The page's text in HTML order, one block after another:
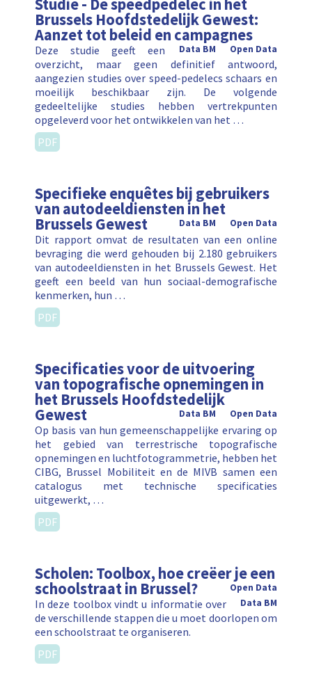
Studie - De speedpedelec in het
Brussels Hoofdstedelijk Gewest:
Aanzet tot beleid en campagnes
Open Data
Data BM
Deze studie geeft een
overzicht, maar geen definitief antwoord,
aangezien studies over speed-pedelecs schaars en
moeilijk beschikbaar zijn. De volgende
gedeeltelijke studies hebben vertrekpunten
opgeleverd voor het ontwikkelen van het …
PDF
Specifieke enquêtes bij gebruikers
van autodeeldiensten in het
Brussels Gewest Open Data
Data BM
Dit rapport omvat de resultaten van een online
bevraging die werd gehouden bij 2.180 gebruikers
van autodeeldiensten in het Brussels Gewest. Het
geeft een beeld van hun sociaal-demografische
kenmerken, hun …
PDF
Specificaties voor de uitvoering
van topografische opnemingen in
het Brussels Hoofdstedelijk
Gewest Open Data
Data BM
Op basis van hun gemeenschappelijke ervaring op
het gebied van terrestrische topografische
opnemingen en luchtfotogrammetrie, hebben het
CIBG, Brussel Mobiliteit en de MIVB samen een
catalogus met technische specificaties
uitgewerkt, …
PDF
Scholen: Toolbox, hoe creëer je een
schoolstraat in Brussel?
Open Data
Data BM
In deze toolbox vindt u informatie over
de verschillende stappen die u moet doorlopen om
een schoolstraat te organiseren.
PDF